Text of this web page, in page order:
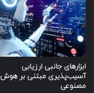
ابزارهای جانبی ارزیابی
آسیب‌پذیری مبتنی بر هوش
مصنوعی